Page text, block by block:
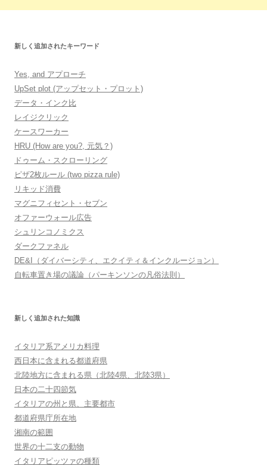
新しく追加されたキーワード
Yes, and アプローチ
UpSet plot (アップセット・プロット)
データ・インク比
レイジクリック
ケースワーカー
HRU (How are you?, 元気？)
ドゥーム・スクローリング
ピザ2枚ルール (two pizza rule)
リキッド消費
マグニフィセント・セブン
オファーウォール広告
シュリンコノミクス
ダークファネル
DE&I（ダイバーシティ、エクイティ＆インクルージョン）
自転車置き場の議論（パーキンソンの凡俗法則）
新しく追加された知識
イタリア系アメリカ料理
西日本に含まれる都道府県
北陸地方に含まれる県（北陸4県、北陸3県）
日本の二十四節気
イタリアの州と県、主要都市
都道府県庁所在地
湘南の範囲
世界の十二支の動物
イタリアピッツァの種類